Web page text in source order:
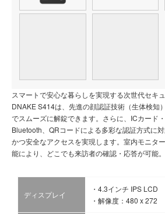
スマートで安心な暮らしを実現する次世代セキ
DNAKE S414は、先進の顔認証技術（生体検知
でスムーズに解錠できます。さらに、ICカード
Bluetooth、QRコードによる多彩な認証方式に
かつ安全なアクセスを実現します。室内モニタ
能により、どこでも来訪者の確認・応答が可能。
ディスプレイ
・4.3インチ IPS LCD
・解像度：480 x 272